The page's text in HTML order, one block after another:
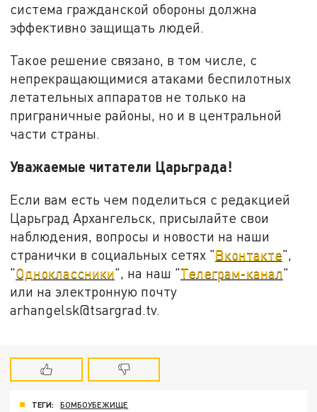
система гражданской обороны должна
эффективно защищать людей.
Такое решение связано, в том числе, с
непрекращающимися атаками беспилотных
летательных аппаратов не только на
приграничные районы, но и в центральной
части страны.
Уважаемые читатели Царьграда!
Если вам есть чем поделиться с редакцией
Царьград Архангельск, присылайте свои
наблюдения, вопросы и новости на наши
странички в социальных сетях "Вконтакте",
"Одноклассники", на наш "Телеграм-канал"
или на электронную почту
arhangelsk@tsargrad.tv.
ТЕГИ: БОМБОУБЕЖИЩЕ